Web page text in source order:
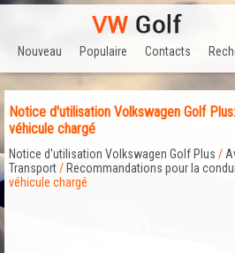
Nouveau Populaire Contacts
Notice d'utilisation Volkswagen Golf
véhicule chargé
Notice d'utilisation Volkswagen Golf Plus /
Transport/ Recommandations pour la
véhicule chargé